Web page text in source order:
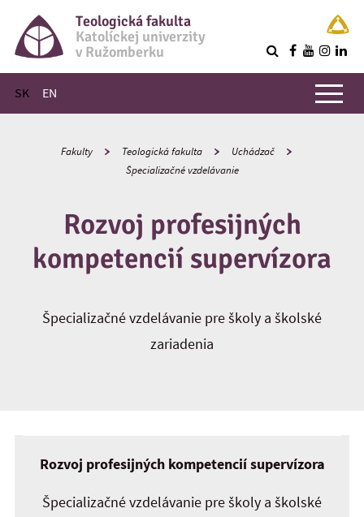
Teologická fakulta
Katolíckej univerzity
v Ružomberku
SK EN
Hlavné menu
Fakulty Teologická fakulta
Uchádzač
Špecializačné vzdelávanie
Rozvoj profesijných
kompetencií supervízora
Špecializačné vzdelávanie pre školy a školské
zariadenia
Rozvoj profesijných kompetencií supervízora
Špecializačné vzdelávanie pre školy a školské